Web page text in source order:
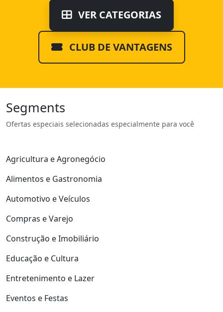
VER CATEGORIAS
CLUB DE VANTAGENS
Segments
Ofertas especiais selecionadas especialmente para você
Agricultura e Agronegócio
Alimentos e Gastronomia
Automotivo e Veículos
Compras e Varejo
Construção e Imobiliário
Educação e Cultura
Entretenimento e Lazer
Eventos e Festas